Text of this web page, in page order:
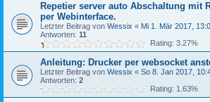
Repetier server auto Abschaltung mit
per Webinterface.
Letzter Beitrag von Wessix « Mi 1. Mär 2017,
Antworten: 11
Rating: 3.27%
Anleitung: Drucker per websocket
Letzter Beitrag von Wessix « So 8. Jan 2017,
Antworten: 2
Rating: 1.63%